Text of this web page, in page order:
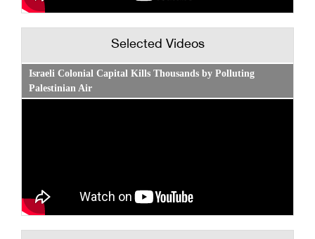
Selected Videos
Israeli Colonial Capital Kills Thousands by Polluting
Palestinian Air